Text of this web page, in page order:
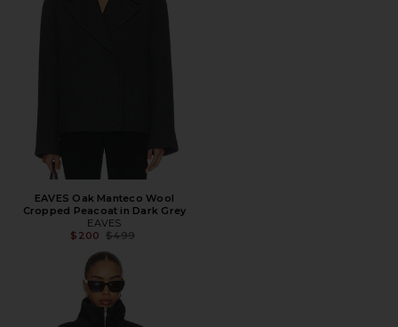
EAVES Oak Manteco Wool
Cropped Peacoat in Dark Grey
EAVES
$200 Предыдущая цена:
$499